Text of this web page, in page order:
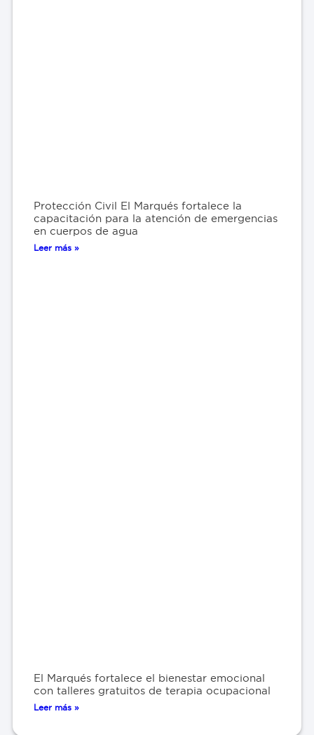
Protección Civil El Marqués fortalece la
capacitación para la atención de emergencias
en cuerpos de agua
Leer más »
El Marqués fortalece el bienestar emocional
con talleres gratuitos de terapia ocupacional
Leer más »